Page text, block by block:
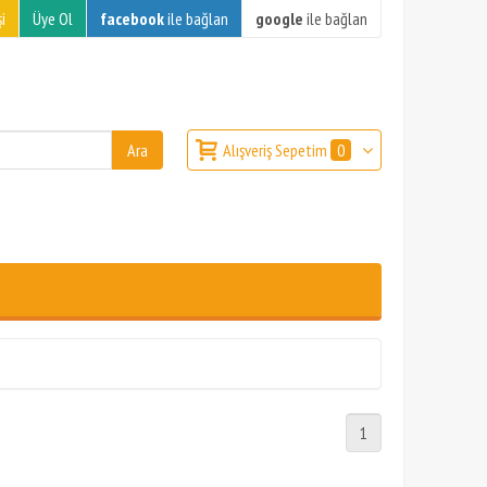
Üye Ol facebookile bağlan google ile bağlan
Alışveriş Sepetim 0
1